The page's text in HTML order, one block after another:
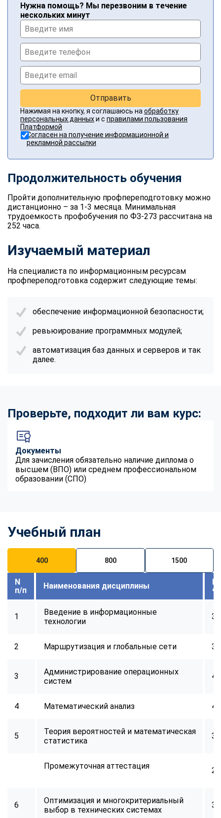
Нужна помощь? Мы перезвоним в течение
нескольких минут
Отправить
Нажимая на кнопку, я соглашаюсь на обработку
персональных данныхи с правилами пользования
Платформой
Согласен на получение информационной и
рекламной рассылки
Продолжительность обучения
Пройти дополнительную профпереподготовку можно
дистанционно – за 1-3 месяца. Минимальная
трудоемкость профобучения по ФЗ-273 рассчитана на
252 часа.
Изучаемый материал
На специалиста по информационным ресурсам
профпереподготовка содержит следующие темы:
обеспечение информационной безопасности;
ревьюирование программных модулей;
автоматизация баз данных и серверов и так
далее.
Проверьте, подходит ли вам курс:
Документы
Для зачисления обязательно наличие диплома о
высшем (ВПО) или среднем профессиональном
образовании (СПО)
Учебный план
400 800 1500
N
п/п
Наименования дисциплины
1
Введение в информационные
технологии
32
2 Маршрутизация и глобальные сети 32
3
Администрирование операционных
систем
40
4 Математический анализ 40
5
Теория вероятностей и математическая
статистика
32
Промежуточная аттестация 2
6
Оптимизация и многокритериальный
выбор в технических системах
34